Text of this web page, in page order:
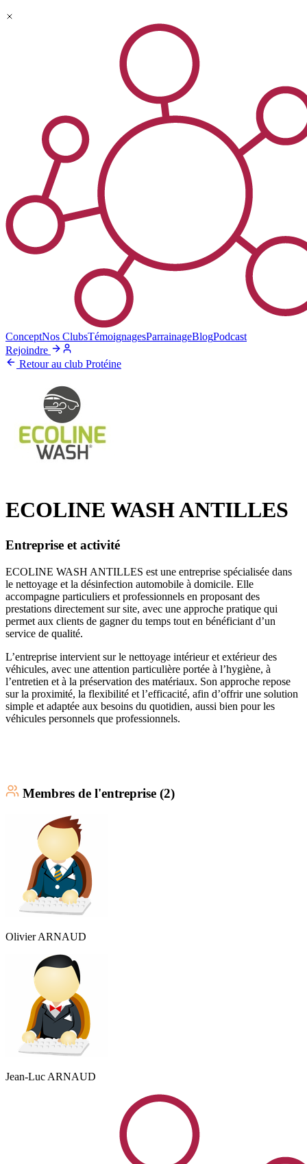
ConceptNos ClubsTémoignagesParrainageBlogPodcast
Rejoindre
Retour au club Protéine
ECOLINE WASH ANTILLES
Entreprise et activité
ECOLINE WASH ANTILLES est une entreprise spécialisée dans
le nettoyage et la désinfection automobile à domicile. Elle
accompagne particuliers et professionnels en proposant des
prestations directement sur site, avec une approche pratique qui
permet aux clients de gagner du temps tout en bénéficiant d’un
service de qualité.
L’entreprise intervient sur le nettoyage intérieur et extérieur des
véhicules, avec une attention particulière portée à l’hygiène, à
l’entretien et à la préservation des matériaux. Son approche repose
sur la proximité, la flexibilité et l’efficacité, afin d’offrir une solution
simple et adaptée aux besoins du quotidien, aussi bien pour les
véhicules personnels que professionnels.
Membres de l'entreprise (2)
Olivier ARNAUD
Jean-Luc ARNAUD